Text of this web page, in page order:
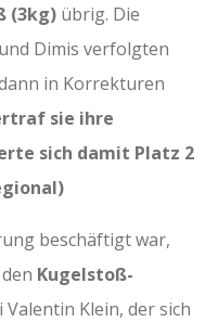
(3kg) übrig. Die
Dimis verfolgten
in Korrekturen
sie ihre
sich damit Platz 2
beschäftigt war,
Kugelstoß-
Klein, der sich